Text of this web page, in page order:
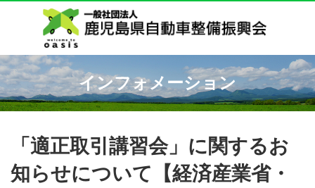
インフォメーション
「適正取引講習会」に関するお
知らせについて【経済産業省・